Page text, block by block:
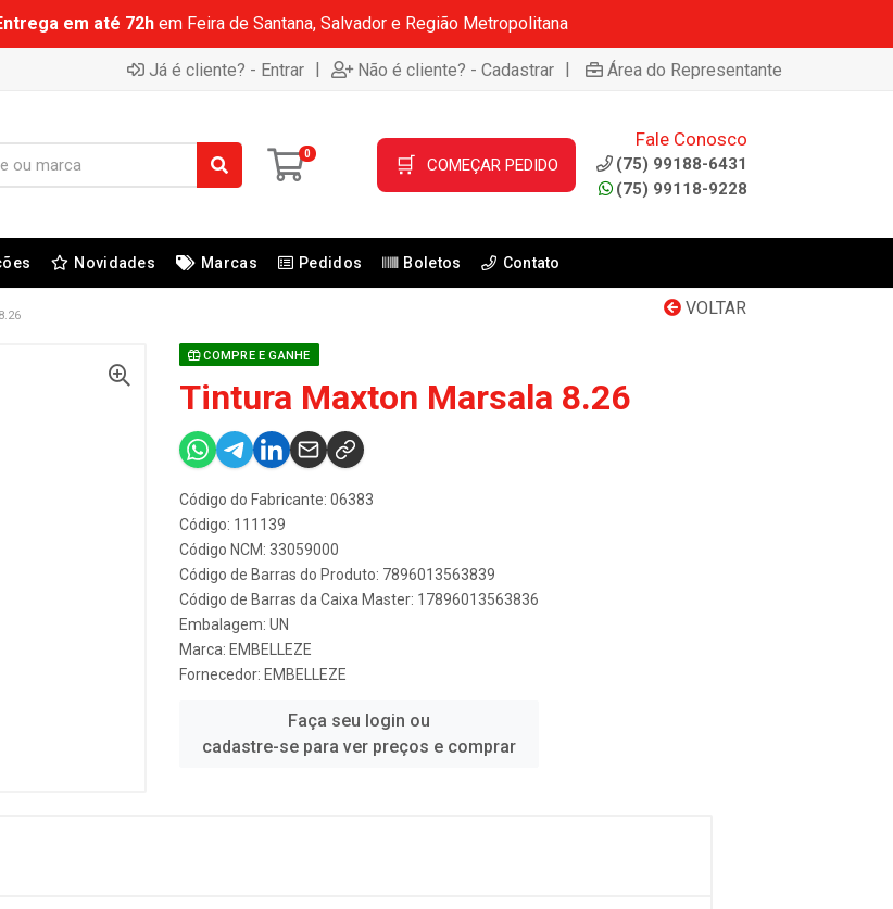
em até 72hem Feira de Santana, Salvador e Região Metropolitana
Já é cliente? - Entrar | Não é cliente? - Cadastrar | Área do Representante
0 🛒 COMEÇAR PEDIDO
Fale Conosco
(75) 99188-6431
(75) 99118-9228
Novidades Marcas Pedidos Boletos Contato
VOLTAR
COMPRE E GANHE
Tintura Maxton Marsala 8.26
Código do Fabricante: 06383
Código: 111139
Código NCM: 33059000
Código de Barras do Produto: 7896013563839
Código de Barras da Caixa Master: 17896013563836
Embalagem: UN
Marca: EMBELLEZE
Fornecedor: EMBELLEZE
Faça seu login ou
cadastre-se para ver preços e comprar